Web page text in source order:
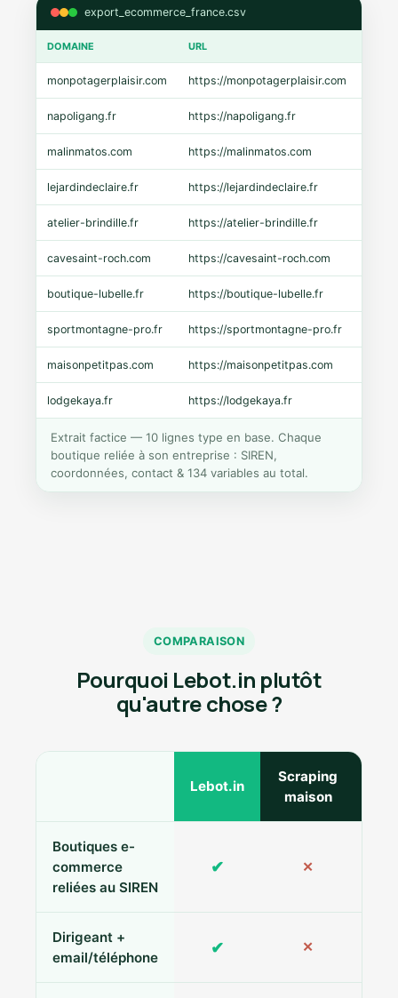
export_ecommerce_france.csv
DOMAINE URL
monpotagerplaisir.com https://monpotagerplaisir.com
napoligang.fr https://napoligang.fr
malinmatos.com https://malinmatos.com
lejardindeclaire.fr https://lejardindeclaire.fr
atelier-brindille.fr https://atelier-brindille.fr
cavesaint-roch.com https://cavesaint-roch.com
boutique-lubelle.fr https://boutique-lubelle.fr
sportmontagne-pro.fr https://sportmontagne-pro.fr
maisonpetitpas.com https://maisonpetitpas.com
lodgekaya.fr https://lodgekaya.fr
Extrait factice — 10 lignes type en base. Chaque
boutique reliée à son entreprise : SIREN,
coordonnées, contact & 134 variables au total.
COMPARAISON
Pourquoi Lebot.in plutôt
qu'autre chose ?
Lebot.in
Scraping
maison
Boutiques e-
commerce
reliées au SIREN
✔ ✕
Dirigeant +
email/téléphone
✔ ✕